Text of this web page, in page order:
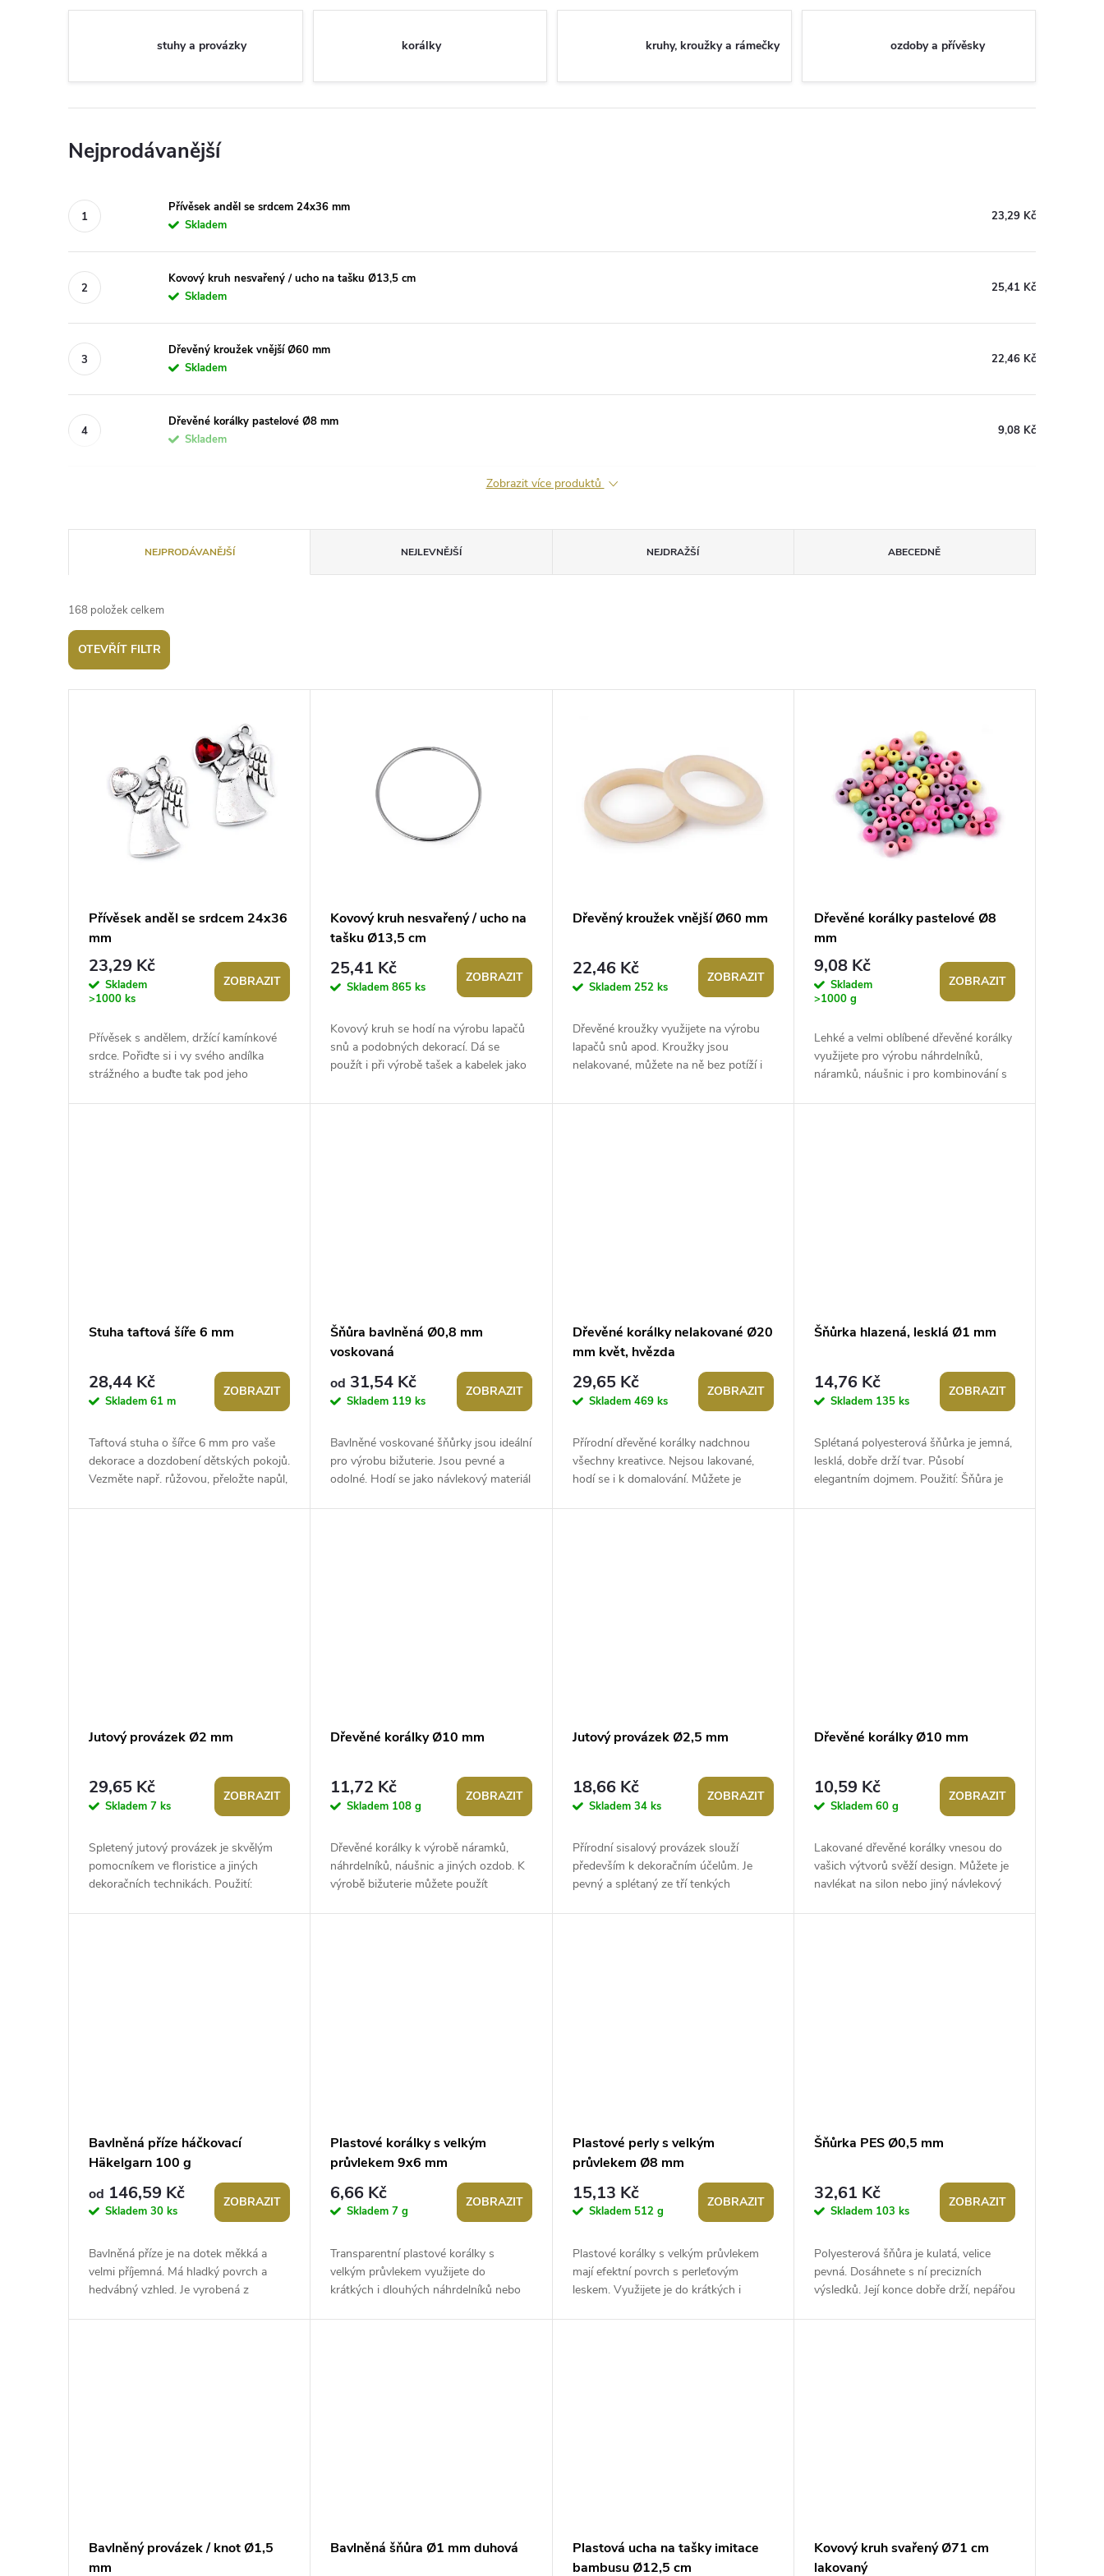
stuhy a provázky korálky kruhy, kroužky a rámečky ozdoby a přívěsky
Nejprodávanější
Přívěsek anděl se srdcem 24x36 mm
Skladem
23,29 Kč
Kovový kruh nesvařený / ucho na tašku Ø13,5 cm
Skladem
25,41 Kč
Dřevěný kroužek vnější Ø60 mm
Skladem
22,46 Kč
Dřevěné korálky pastelové Ø8 mm
Skladem
9,08 Kč
Zobrazit více produktů
a
z
e
NEJPRODÁVANĚJŠÍ NEJLEVNĚJŠÍ NEJDRAŽŠÍ ABECEDNĚ
168 položek celkem
OTEVŘÍT FILTR
k
Přívěsek anděl se srdcem 24x36
mm
23,29 Kč
Skladem
>1000 ks
ZOBRAZIT
Přívěsek s andělem, držící kamínkové
srdce. Pořiďte si i vy svého andílka
strážného a buďte tak pod jeho
Kovový kruh nesvařený / ucho na
tašku Ø13,5 cm
25,41 Kč
Skladem865 ks
ZOBRAZIT
Kovový kruh se hodí na výrobu lapačů
snů a podobných dekorací. Dá se
použít i při výrobě tašek a kabelek jako
Dřevěný kroužek vnější Ø60 mm
22,46 Kč
Skladem 252 ks
ZOBRAZIT
Dřevěné kroužky využijete na výrobu
lapačů snů apod. Kroužky jsou
nelakované, můžete na ně bez potíží i
průměr:...
Dřevěné korálky pastelové Ø8
mm
9,08 Kč
Skladem
>1000 g
ZOBRAZIT
Lehké a velmi oblíbené dřevěné korálky
využijete pro výrobu náhrdelníků,
náramků, náušnic i pro kombinování s
Stuha taftová šíře 6 mm
28,44 Kč
Skladem 61 m
ZOBRAZIT
Taftová stuha o šířce 6 mm pro vaše
dekorace a dozdobení dětských pokojů.
Vezměte např. růžovou, přeložte napůl,
Šňůra bavlněná Ø0,8 mm
voskovaná
od 31,54 Kč
Skladem 119 ks
ZOBRAZIT
Bavlněné voskované šňůrky jsou ideální
pro výrobu bižuterie. Jsou pevné a
odolné. Hodí se jako návlekový materiál
Dřevěné korálky nelakované Ø20
mm květ, hvězda
29,65 Kč
Skladem 469 ks
ZOBRAZIT
Přírodní dřevěné korálky nadchnou
všechny kreativce. Nejsou lakované,
hodí se i k domalování. Můžete je
Šňůrka hlazená, lesklá Ø1 mm
14,76 Kč
Skladem 135 ks
ZOBRAZIT
Splétaná polyesterová šňůrka je jemná,
lesklá, dobře drží tvar. Působí
elegantním dojmem. Použití: Šňůra je
Jutový provázek Ø2 mm
29,65 Kč
Skladem 7 ks
ZOBRAZIT
Spletený jutový provázek je skvělým
pomocníkem ve floristice a jiných
dekoračních technikách. Použití:
Dřevěné korálky Ø10 mm
11,72 Kč
Skladem 108 g
ZOBRAZIT
Dřevěné korálky k výrobě náramků,
náhrdelníků, náušnic a jiných ozdob. K
výrobě bižuterie můžete použít
Jutový provázek Ø2,5 mm
18,66 Kč
Skladem 34 ks
ZOBRAZIT
Přírodní sisalový provázek slouží
především k dekoračním účelům. Je
pevný a splétaný ze tří tenkých
Dřevěné korálky Ø10 mm
10,59 Kč
Skladem 60 g
ZOBRAZIT
Lakované dřevěné korálky vnesou do
vašich výtvorů svěží design. Můžete je
navlékat na silon nebo jiný návlekový
Bavlněná příze háčkovací
Häkelgarn 100 g
od 146,59 Kč
Skladem 30 ks
ZOBRAZIT
Bavlněná příze je na dotek měkká a
velmi příjemná. Má hladký povrch a
hedvábný vzhled. Je vyrobená z
Plastové korálky s velkým
průvlekem 9x6 mm
6,66 Kč
Skladem7 g
ZOBRAZIT
Transparentní plastové korálky s
velkým průvlekem využijete do
krátkých i dlouhých náhrdelníků nebo
Plastové perly s velkým
průvlekem Ø8 mm
15,13 Kč
Skladem 512 g
ZOBRAZIT
Plastové korálky s velkým průvlekem
mají efektní povrch s perleťovým
leskem. Využijete je do krátkých i
Šňůrka PES Ø0,5 mm
32,61 Kč
Skladem 103 ks
ZOBRAZIT
Polyesterová šňůra je kulatá, velice
pevná. Dosáhnete s ní precizních
výsledků. Její konce dobře drží, nepářou
Bavlněný provázek / knot Ø1,5
mm
Bavlněná šňůra Ø1 mm duhová
Plastová ucha na tašky imitace
bambusu Ø12,5 cm
Kovový kruh svařený Ø71 cm
lakovaný